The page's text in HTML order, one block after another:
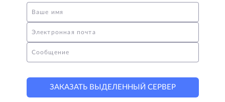
Ваше имя
Электронная почта
Сообщение
ЗАКАЗАТЬ ВЫДЕЛЕННЫЙ СЕРВЕР